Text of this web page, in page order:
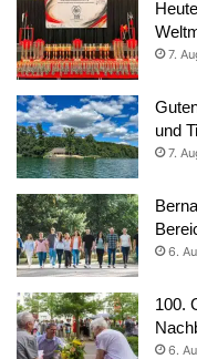
7.
und
7.
6.
100.
6.